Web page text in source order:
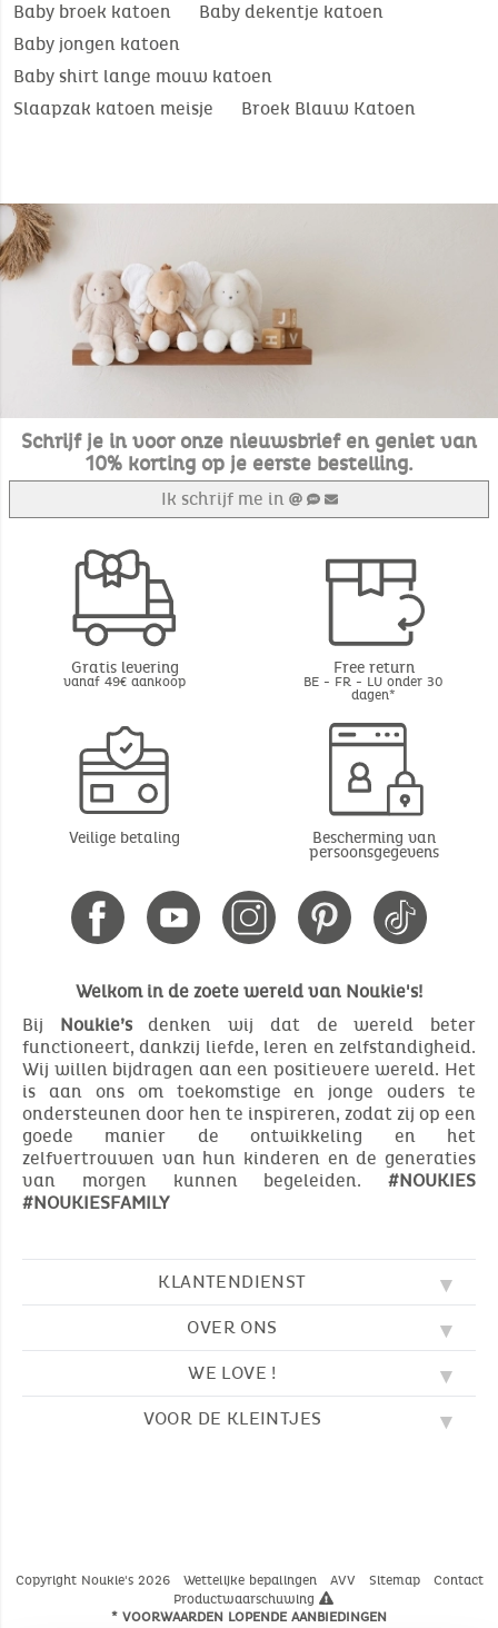
Baby broek katoen
Baby dekentje katoen
Baby jongen katoen
Baby shirt lange mouw katoen
Slaapzak katoen meisje
Broek Blauw Katoen
Schrijf je in voor onze nieuwsbrief en geniet van
10% korting op je eerste bestelling.
Ik schrijf me in
Gratis levering
vanaf 49€ aankoop
Free return
BE - FR - LU onder 30
dagen*
Veilige betaling Bescherming van
persoonsgegevens
Welkom in de zoete wereld van Noukie's!
Bij Noukie’sdenken wij dat de wereld beter
functioneert, dankzij liefde, leren en zelfstandigheid.
Wij willen bijdragen aan een positievere wereld. Het
is aan ons om toekomstige en jonge ouders te
ondersteunen door hen te inspireren, zodat zij op een
goede manier de ontwikkeling en het
zelfvertrouwen van hun kinderen en de generaties
van morgen kunnen begeleiden. #NOUKIES
#NOUKIESFAMILY
KLANTENDIENST
FAQ
CONTACTEER ONS
AVV
OVER ONS
ONZE WAARDEN
ONS VERHAAL
WE LOVE !
BORDUURWERK
VOOR DE KLEINTJES
Copyright Noukie's 2026 Wettelijke bepalingen AVV Sitemap
Contact
Productwaarschuwing
* VOORWAARDEN LOPENDE AANBIEDINGEN